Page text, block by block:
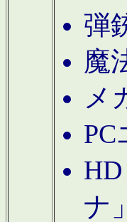
弾
魔
メ
ナ